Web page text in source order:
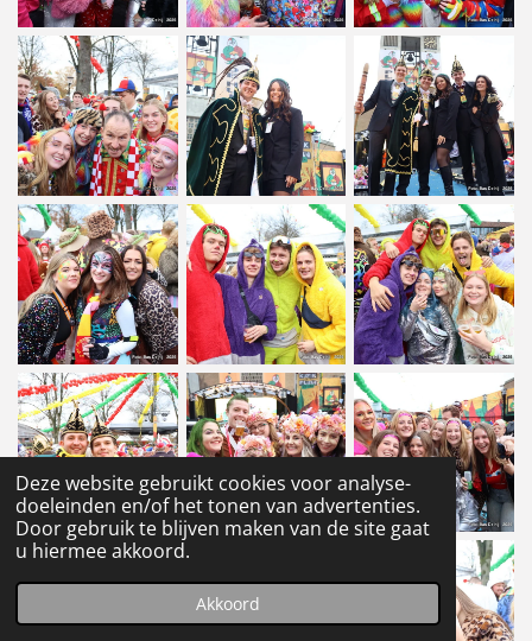
Deze website gebruikt cookies voor analyse-
doeleinden en/of het tonen van advertenties.
Door gebruik te blijven maken van de site gaat
u hiermee akkoord.
Akkoord